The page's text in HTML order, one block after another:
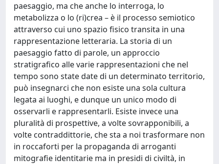
paesaggio, ma che anche lo interroga, lo
metabolizza o lo (ri)crea – è il processo semiotico
attraverso cui uno spazio fisico transita in una
rappresentazione letteraria. La storia di un
paesaggio fatto di parole, un approccio
stratigrafico alle varie rappresentazioni che nel
tempo sono state date di un determinato territorio,
può insegnarci che non esiste una sola cultura
legata ai luoghi, e dunque un unico modo di
osservarli e rappresentarli. Esiste invece una
pluralità di prospettive, a volte sovrapponibili, a
volte contraddittorie, che sta a noi trasformare non
in roccaforti per la propaganda di arroganti
mitografie identitarie ma in presidi di civiltà, in